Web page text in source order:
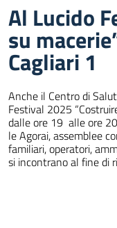
Al Lucido
su
Cagliari 1
Anche il Centro di
Festival 2025
dalle ore 19 alle ore
le Agorai, assemblee
familiari, operatori,
si incontrano al fine di